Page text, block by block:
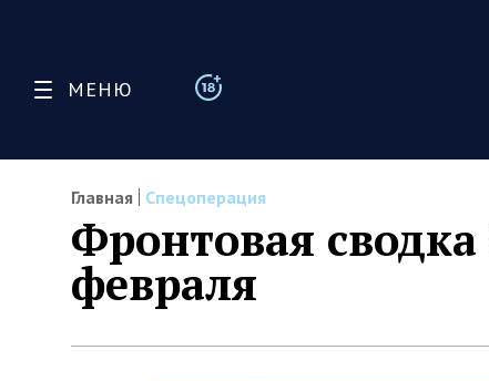
МЕНЮ
Главная Спецоперация
Фронтовая
февраля